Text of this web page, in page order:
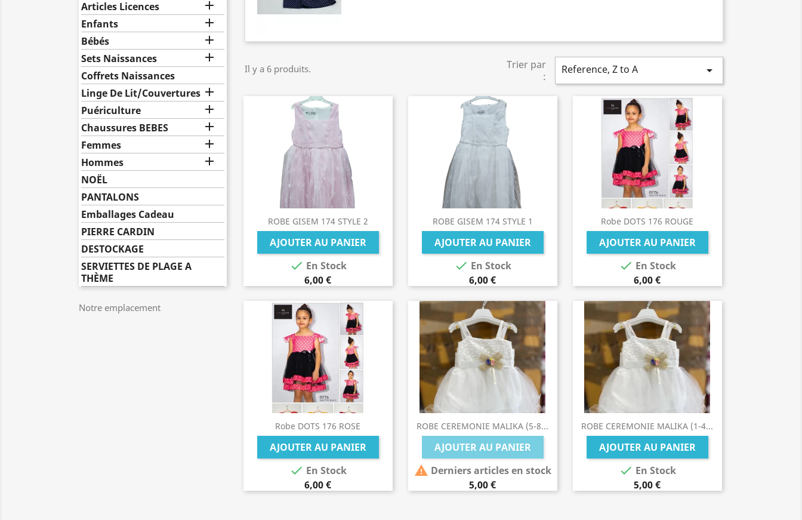
Articles Licences

Enfants 
Bébés 
Sets Naissances 
Coffrets Naissances
Linge De Lit/Couvertures 
Puériculture 
Chaussures BEBES 
Femmes 
Hommes 
NOËL
PANTALONS
Emballages Cadeau
PIERRE CARDIN
DESTOCKAGE
SERVIETTES DE PLAGE A
THÈME
Notre emplacement
Il y a 6 produits.
Trier par
:
Reference, Z to A 
ROBE GISEM 174 STYLE 2
AJOUTER AU PANIER
 En Stock
6,00 €
ROBE GISEM 174 STYLE 1
AJOUTER AU PANIER
 En Stock
6,00 €
Robe DOTS 176 ROUGE
AJOUTER AU PANIER
 En Stock
6,00 €
Robe DOTS 176 ROSE
AJOUTER AU PANIER
 En Stock
6,00 €
ROBE CEREMONIE MALIKA (5-8...
AJOUTER AU PANIER
 Derniers articles en stock
5,00 €
ROBE CEREMONIE MALIKA (1-4...
AJOUTER AU PANIER
 En Stock
5,00 €